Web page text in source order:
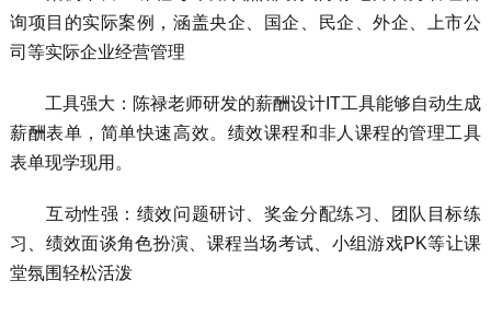
询项目的实际案例，涵盖央企、国企、民企、外企、上市公
司等实际企业经营管理
工具强大：陈禄老师研发的薪酬设计IT工具能够自动生成
薪酬表单，简单快速高效。绩效课程和非人课程的管理工具
表单现学现用。
互动性强：绩效问题研讨、奖金分配练习、团队目标练
习、绩效面谈角色扮演、课程当场考试、小组游戏PK等让课
堂氛围轻松活泼